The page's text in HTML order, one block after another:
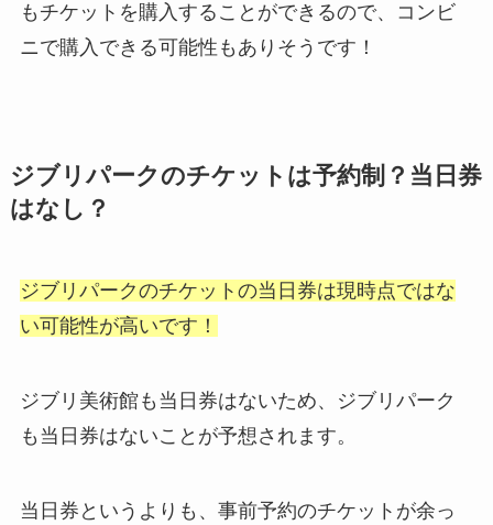
もチケットを購入することができるので、コンビ
ニで購入できる可能性もありそうです！
ジブリパークのチケットは予約制？当日券
はなし？
ジブリパークのチケットの当日券は現時点ではな
い可能性が高いです！
ジブリ美術館も当日券はないため、ジブリパーク
も当日券はないことが予想されます。
当日券というよりも、事前予約のチケットが余っ